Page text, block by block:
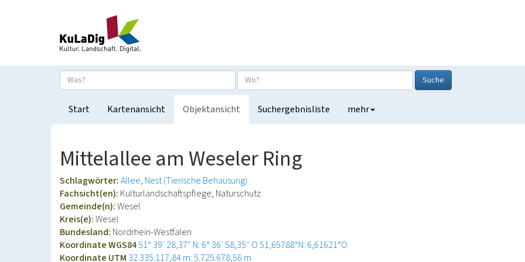
Suche
Start Kartenansicht Objektansicht Suchergebnisliste mehr
Mittelallee am Weseler Ring
Schlagwörter:Allee Nest (Tierische Behausung)
Fachsicht(en): Kulturlandschaftspflege, Naturschutz
Gemeinde(n):Wesel
Kreis(e):Wesel
Bundesland: Nordrhein-Westfalen
Koordinate WGS8451° 39′ 28,37″ N: 6° 36′ 58,35″ O51,65788°N: 6,61621°O
Koordinate UTM 32.335.117,84 m: 5.725.678,56 m